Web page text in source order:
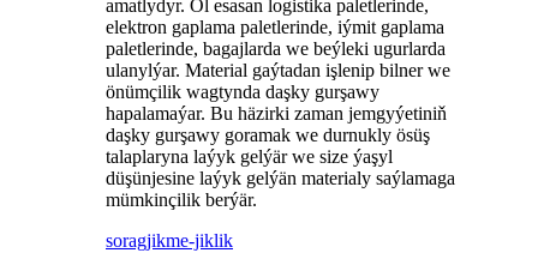
amatlydyr. Ol esasan logistika paletlerinde,
elektron gaplama paletlerinde, iýmit gaplama
paletlerinde, bagajlarda we beýleki ugurlarda
ulanylýar. Material gaýtadan işlenip bilner we
önümçilik wagtynda daşky gurşawy
hapalamaýar. Bu häzirki zaman jemgyýetiniň
daşky gurşawy goramak we durnukly ösüş
talaplaryna laýyk gelýär we size ýaşyl
düşünjesine laýyk gelýän materialy saýlamaga
mümkinçilik berýär.
soragjikme-jiklik